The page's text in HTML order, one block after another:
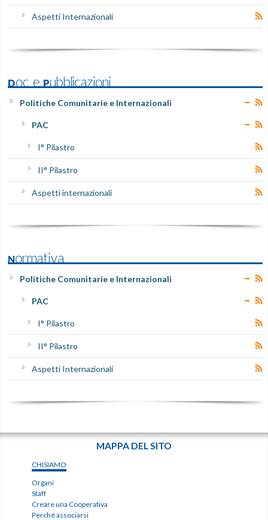
Aspetti Internazionali
Doc e Pubblicazioni
Politiche Comunitarie e Internazionali
PAC
I° Pilastro
II° Pilastro
Aspetti internazionali
Normativa
Politiche Comunitarie e Internazionali
PAC
I° Pilastro
II° Pilastro
Aspetti Internazionali
MAPPA DEL SITO
CHISIAMO
Organi
Staff
Creare una Cooperativa
Perché associarsi